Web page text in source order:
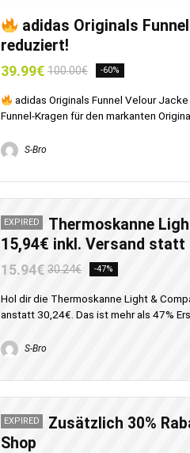
adidas Originals
reduziert!
39.99€ 100.00€ -60%
adidas Originals Funnel Velour
Funnel-Kragen für den markanten
S-Bro
EXPIRED
Thermoskanne
15,94€ inkl. Versand statt
15.94€ 30.24€ -47%
Hol dir die Thermoskanne Light &
anstatt 30,24€. Das ist mehr als 47%
S-Bro
EXPIRED
Zusätzlich 30%
Shop